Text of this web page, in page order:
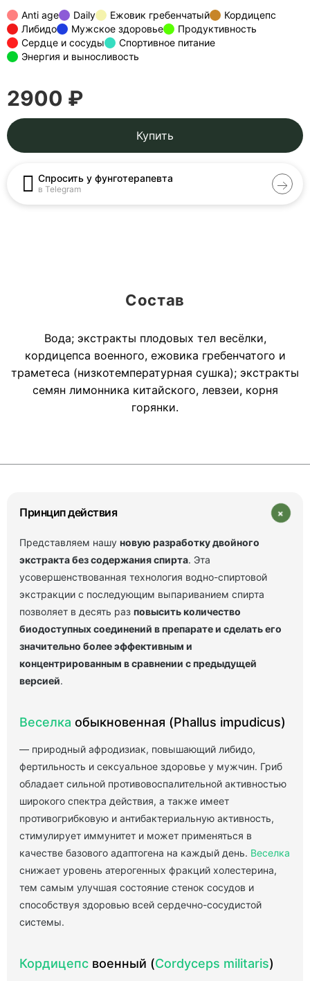
Anti age Daily Ежовик гребенчатый
Кордицепс
Либидо
Мужское здоровье
Продуктивность
Сердце и сосуды
Спортивное питание
Энергия и выносливость
2900 ₽
Купить
Спросить у фунготерапевта
в Telegram
Состав
Вода; экстракты плодовых тел весёлки,
кордицепса военного, ежовика гребенчатого и
траметеса (низкотемпературная сушка); экстракты
семян лимонника китайского, левзеи, корня
горянки.
Принцип действия +
Представляем нашу новую разработку двойного
экстракта без содержания спирта. Эта
усовершенствованная технология водно-спиртовой
экстракции с последующим выпариванием спирта
позволяет в десять раз повысить количество
биодоступных соединений в препарате и сделать его
значительно более эффективным и
концентрированным в сравнении с предыдущей
версией.
Веселка обыкновенная (Phallus impudicus)
— природный афродизиак, повышающий либидо,
фертильность и сексуальное здоровье у мужчин. Гриб
обладает сильной противовоспалительной активностью
широкого спектра действия, а также имеет
противогрибковую и антибактериальную активность,
стимулирует иммунитет и может применяться в
качестве базового адаптогена на каждый день. Веселка
снижает уровень атерогенных фракций холестерина,
тем самым улучшая состояние стенок сосудов и
способствуя здоровью всей сердечно-сосудистой
системы.
Кордицепс военный (Cordyceps militaris)